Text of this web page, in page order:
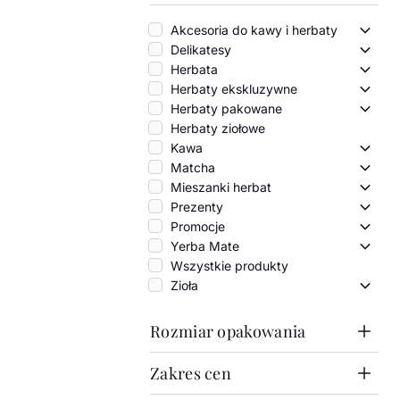
Akcesoria do kawy i herbaty
Delikatesy
Herbata
Herbaty ekskluzywne
Herbaty pakowane
Herbaty ziołowe
Kawa
Kawa -
Matcha
Mieszanki herbat
Prezenty
Promocje
Yerba Mate
Wszystkie produkty
Zioła
Zioła -
Rozmiar opakowania
1000g
Zakres cen